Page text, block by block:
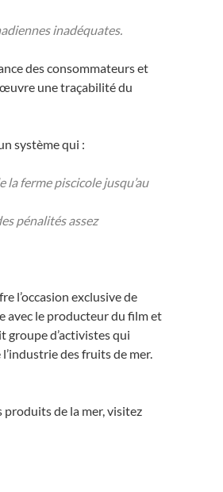
inadéquates.
des consommateurs et
œuvre une traçabilité du
système qui :
ferme piscicole jusqu’au
pénalités assez
l’occasion exclusive de
avec le producteur du film et
groupe d’activistes qui
des fruits de mer.
produits de la mer, visitez